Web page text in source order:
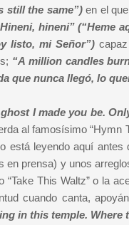
still the same”)en el
hineni” (“Heme
listo, mi Señor”)
“A million candles
que nunca llegó, lo
I made you be.
al famosísimo “Hymn
leyendo aquí antes
prensa) y unos
This Waltz” o la
cuando canta,
in this temple.